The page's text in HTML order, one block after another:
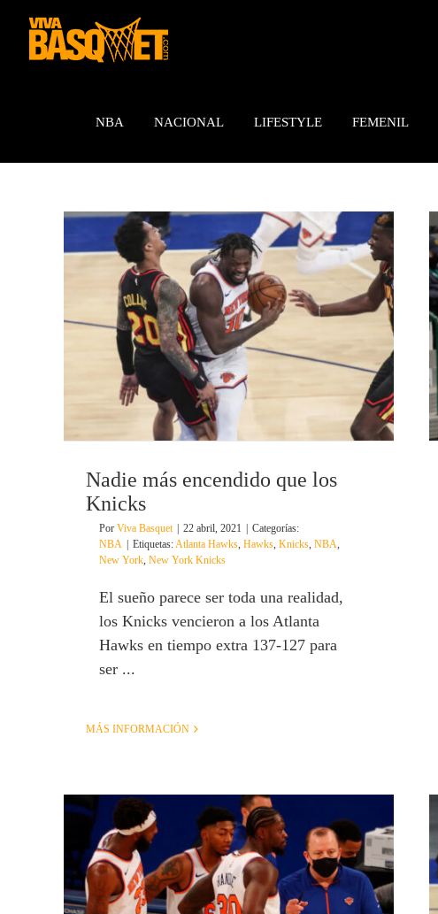
contenido
NBA NACIONAL LIFESTYLE FEMENIL
Nadie más encendido que los
Knicks
Por Viva Basquet 22 abril, 2021
Categorías:
NBA
Etiquetas:Atlanta Hawks, Hawks, Knicks, NBA,
New York, New York Knicks
El sueño parece ser toda una realidad,
los Knicks vencieron a los Atlanta
Hawks en tiempo extra 137-127 para
ser ...
MÁS INFORMACIÓN